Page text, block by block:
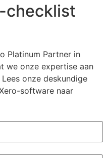
checklist
Platinum Partner in
we onze expertise aan
onze deskundige
software naar